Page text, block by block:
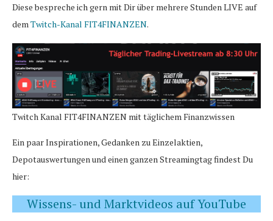
Diese bespreche ich gern mit Dir über mehrere Stunden LIVE auf
dem Twitch-Kanal FIT4FINANZEN.
Twitch Kanal FIT4FINANZEN mit täglichem Finanzwissen
Ein paar Inspirationen, Gedanken zu Einzelaktien,
Depotauswertungen und einen ganzen Streamingtag findest Du
hier:
Wissens- und Marktvideos auf YouTube